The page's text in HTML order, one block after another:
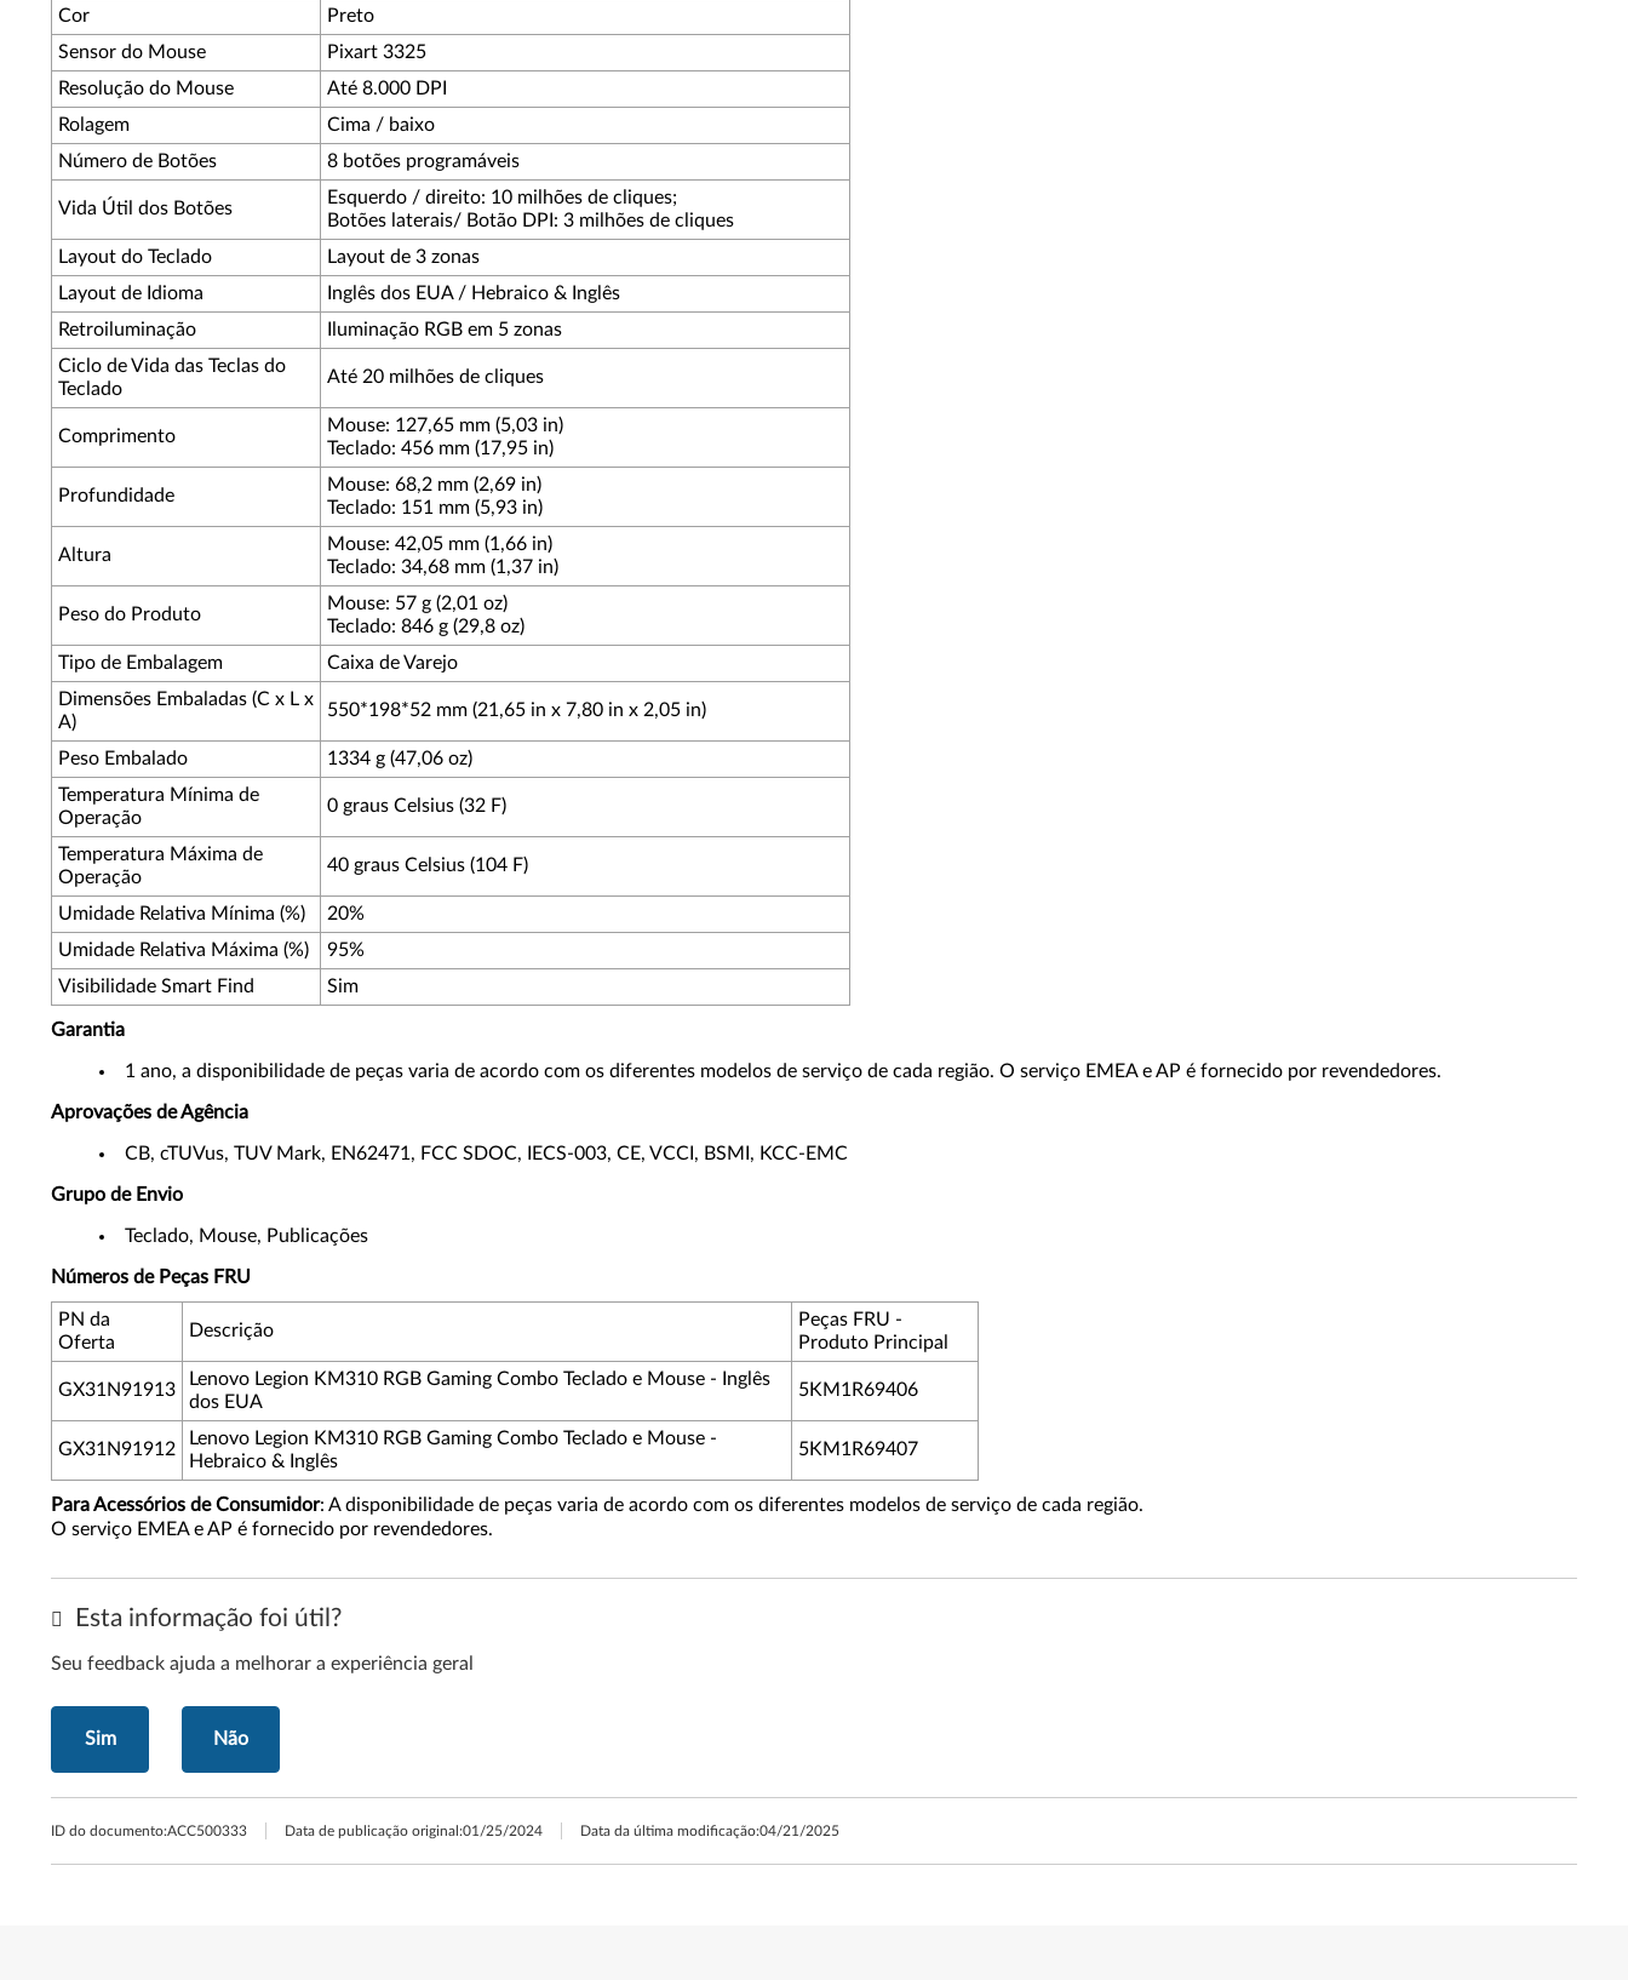
Cor
Preto
Sensor do Mouse
Pixart 3325
Resolução do Mouse
Até 8.000 DPI
Rolagem
Cima / baixo
Número de Botões
8 botões programáveis
Vida Útil dos Botões
Esquerdo / direito: 10 milhões de cliques;
Botões laterais/ Botão DPI: 3 milhões de cliques
Layout do Teclado
Layout de 3 zonas
Layout de Idioma
Inglês dos EUA / Hebraico & Inglês
Retroiluminação
Iluminação RGB em 5 zonas
Ciclo de Vida das Teclas do
Teclado
Até 20 milhões de cliques
Comprimento
Mouse: 127,65 mm (5,03 in)
Teclado: 456 mm (17,95 in)
Profundidade
Mouse: 68,2 mm (2,69 in)
Teclado: 151 mm (5,93 in)
Altura
Mouse: 42,05 mm (1,66 in)
Teclado: 34,68 mm (1,37 in)
Peso do Produto
Mouse: 57 g (2,01 oz)
Teclado: 846 g (29,8 oz)
Tipo de Embalagem
Caixa de Varejo
Dimensões Embaladas (C x L x
A)
550*198*52 mm (21,65 in x 7,80 in x 2,05 in)
Peso Embalado
1334 g (47,06 oz)
Temperatura Mínima de
Operação
0 graus Celsius (32 F)
Temperatura Máxima de
Operação
40 graus Celsius (104 F)
Umidade Relativa Mínima (%)
20%
Umidade Relativa Máxima (%)
95%
Visibilidade Smart Find
Sim
Garantia
1 ano, a disponibilidade de peças varia de acordo com os diferentes modelos de serviço de cada região. O serviço EMEA e AP é fornecido por revendedores.
Aprovações de Agência
CB, cTUVus, TUV Mark, EN62471, FCC SDOC, IECS-003, CE, VCCI, BSMI, KCC-EMC
Grupo de Envio
Teclado, Mouse, Publicações
Números de Peças FRU
PN da
Oferta
Descrição
Peças FRU -
Produto Principal
GX31N91913
Lenovo Legion KM310 RGB Gaming Combo Teclado e Mouse - Inglês
dos EUA
5KM1R69406
GX31N91912
Lenovo Legion KM310 RGB Gaming Combo Teclado e Mouse -
Hebraico & Inglês
5KM1R69407
Para Acessórios de Consumidor: A disponibilidade de peças varia de acordo com os diferentes modelos de serviço de cada região.
O serviço EMEA e AP é fornecido por revendedores.
Esta informação foi útil?
Seu feedback ajuda a melhorar a experiência geral
Sim Não
ID do documento:ACC500333 Data de publicação original:01/25/2024 Data da última modificação:04/21/2025